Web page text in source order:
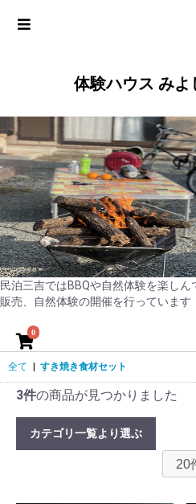
体験ハウス みよ
民泊三吉ではBBQや自然体験を楽し
販売、自然体験の開催を行っています
0
全て すき焼き食材セット
3件の商品が見つかりました
カテゴリ一覧より選ぶ